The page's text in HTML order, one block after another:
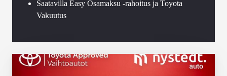
Saatavilla Easy Osamaksu -rahoitus ja Toyota
Vakuutus